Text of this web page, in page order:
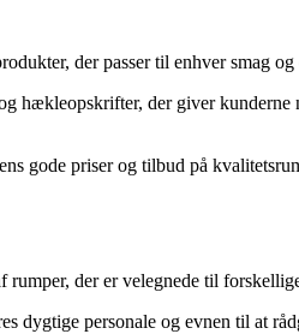
der passer til enhver smag
hækleopskrifter, der giver
gode priser og tilbud på
der er velegnede til
dygtige personale og evnen til at